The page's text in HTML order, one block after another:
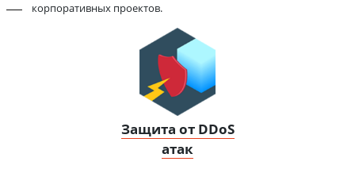
корпоративных проектов.
Защита от DDoS
атак